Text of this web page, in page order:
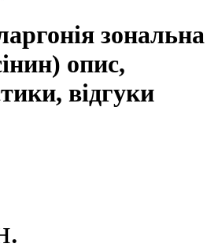
зональна
опис,
відгуки